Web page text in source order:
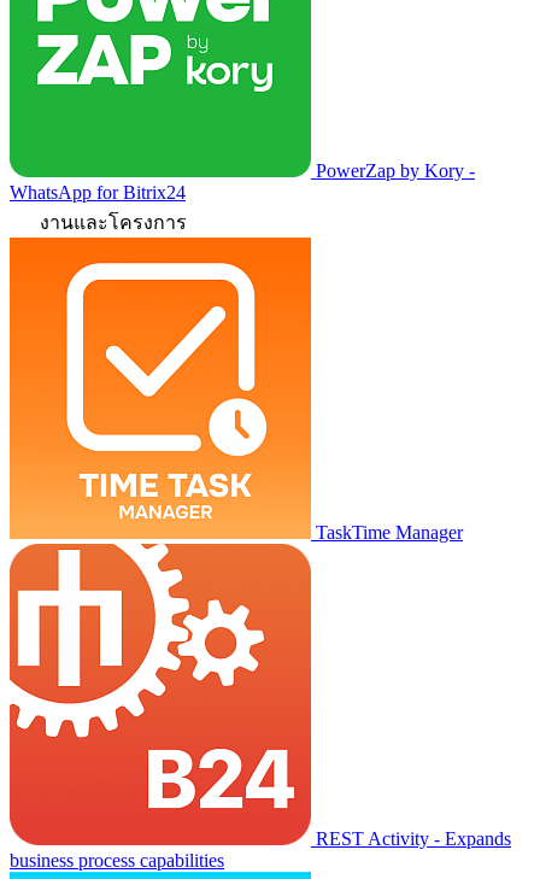
PowerZap by Kory -
WhatsApp for Bitrix24
งานและโครงการ
TaskTime Manager
REST Activity - Expands
business process capabilities